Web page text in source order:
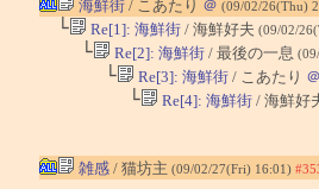
海鮮街/ こあたり ＠ (09/02/26(Thu)
└ Re[1]: 海鮮街/ 海鮮好夫 (09/02/
└ Re[2]: 海鮮街/ 最後の一息
└ Re[3]: 海鮮街/ こあたり ＠
└ Re[4]: 海鮮街/ 海鮮好
雑感/ 猫坊主 (09/02/27(Fri) 16:01)